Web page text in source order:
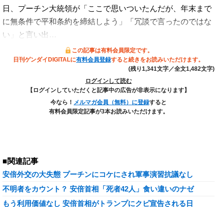
日、プーチン大統領が「ここで思いついたんだが、年末まで
に無条件で平和条約を締結しよう」「冗談で言ったのではな
い」と言い出…
この記事は有料会員限定です。
日刊ゲンダイDIGITALに有料会員登録すると続きをお読みいただけます。
(残り1,341文字／全文1,482文字)
ログインして読む
【ログインしていただくと記事中の広告が非表示になります】
今なら！ メルマガ会員（無料）に登録すると
有料会員限定記事が3本お読みいただけます。
■関連記事
安倍外交の大失態 プーチンにコケにされ軍事演習抗議なし
不明者をカウント？ 安倍首相「死者42人」食い違いのナゼ
もう利用価値なし 安倍首相がトランプにクビ宣告される日